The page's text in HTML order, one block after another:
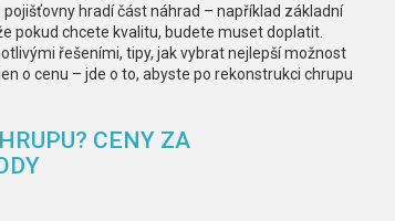
hradí část náhrad – například základní
pokud chcete kvalitu, budete muset doplatit.
řešeními, tipy, jak vybrat nejlepší možnost
o cenu – jde o to, abyste po rekonstrukci chrupu
CENY ZA